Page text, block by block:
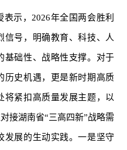
示，2026年全国两会胜利
信号，明确教育、科技、人
基础性、战略性支撑。对于
历史机遇，更是新时期高质
将紧扣高质量发展主题，以
接湖南省“三高四新”战略需
发展的生动实践。一是坚守